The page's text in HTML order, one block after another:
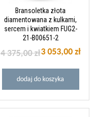
Bransoletka złota
diamentowana z kulkami,
sercem i kwiatkiem FUG2-
21-B00651-2
3 053,00 zł
4 375,00 zł
dodaj do koszyka